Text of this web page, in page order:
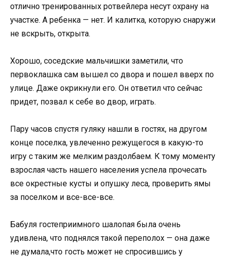
отлично тренированных ротвейлера несут охрану на
участке. А ребенка — нет. И калитка, которую снаружи
не вскрыть, открыта.
Хорошо, соседские мальчишки заметили, что
первоклашка сам вышел со двора и пошел вверх по
улице. Даже окрикнули его. Он ответил что сейчас
придет, позвал к себе во двор, играть.
Пару часов спустя гуляку нашли в гостях, на другом
конце поселка, увлеченно режущегося в какую-то
игру с таким же мелким раздолбаем. К тому моменту
взрослая часть нашего населения успела прочесать
все окрестные кусты и опушку леса, проверить ямы
за поселком и все-все-все.
Бабуля гостеприимного шалопая была очень
удивлена, что поднялся такой переполох — она даже
не думала,что гость может не спросившись у